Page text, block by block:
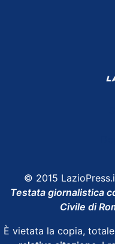
© 2015
Testata giornalistica
Civile di
È vietata la copia,